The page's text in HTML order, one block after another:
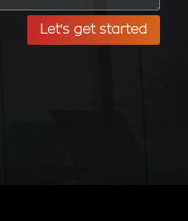
Let's get started